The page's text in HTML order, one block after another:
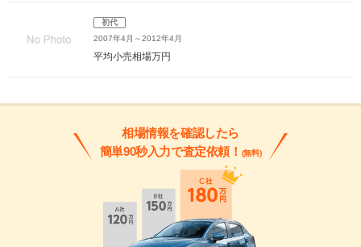
初代
2007年4月～2012年4月
平均小売相場万円
相場情報を確認したら
簡単90秒入力で査定依頼！ (無料)